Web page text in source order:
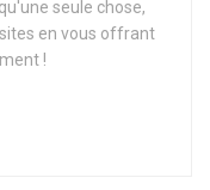
seule chose,
en vous offrant
!